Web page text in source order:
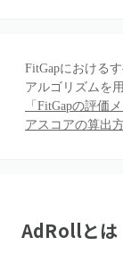
FitGapにおける
アルゴリズムを
「FitGapの評価
アスコアの算出方
AdRollとは